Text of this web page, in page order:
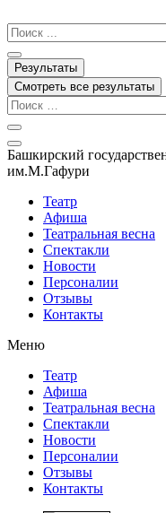
к
содержимому
Search
...
Результаты
Смотреть все результаты
Башкирский
им.М.Гафури
Театр
Афиша
Театральная весна
Спектакли
Новости
Персоналии
Отзывы
Контакты
Меню
Театр
Афиша
Театральная весна
Спектакли
Новости
Персоналии
Отзывы
Контакты